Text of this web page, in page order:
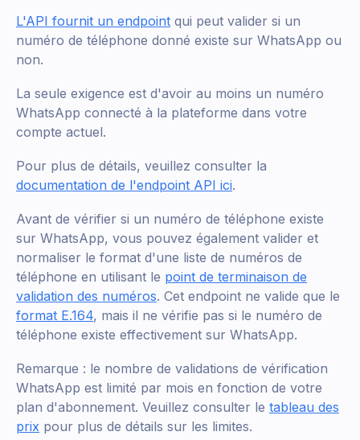
L'API fournit un endpoint qui peut valider si un
numéro de téléphone donné existe sur WhatsApp ou
non.
La seule exigence est d'avoir au moins un numéro
WhatsApp connecté à la plateforme dans votre
compte actuel.
Pour plus de détails, veuillez consulter la
documentation de l'endpoint API ici.
Avant de vérifier si un numéro de téléphone existe
sur WhatsApp, vous pouvez également valider et
normaliser le format d'une liste de numéros de
téléphone en utilisant le point de terminaison de
validation des numéros. Cet endpoint ne valide que le
format E.164, mais il ne vérifie pas si le numéro de
téléphone existe effectivement sur WhatsApp.
Remarque : le nombre de validations de vérification
WhatsApp est limité par mois en fonction de votre
plan d'abonnement. Veuillez consulter le tableau des
prix pour plus de détails sur les limites.